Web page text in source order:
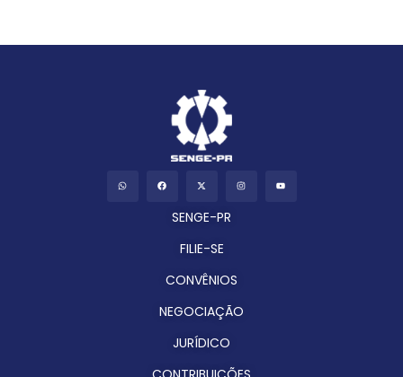
SENGE-PR
FILIE-SE
CONVÊNIOS
NEGOCIAÇÃO
JURÍDICO